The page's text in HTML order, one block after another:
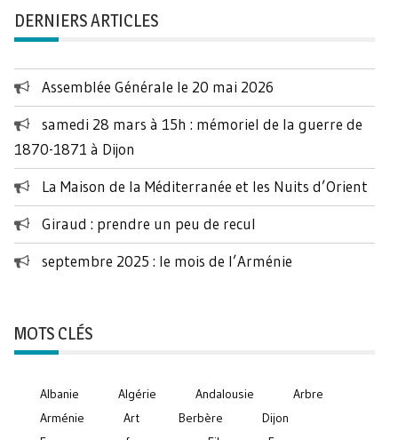
DERNIERS ARTICLES
Assemblée Générale le 20 mai 2026
samedi 28 mars à 15h : mémoriel de la guerre de
1870-1871 à Dijon
La Maison de la Méditerranée et les Nuits d’Orient
Giraud : prendre un peu de recul
septembre 2025 : le mois de l’Arménie
MOTS CLÉS
Albanie Algérie Andalousie
Arbre
Arménie
Art Berbère
Dijon